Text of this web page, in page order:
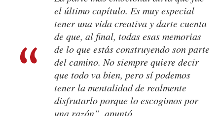
el último capítulo. Es muy especial
tener una vida creativa y darte cuenta
de que, al final, todas esas memorias
de lo que estás construyendo son parte
del camino. No siempre quiere decir
que todo va bien, pero sí podemos
tener la mentalidad de realmente
disfrutarlo porque lo escogimos por
una razón”, apuntó.